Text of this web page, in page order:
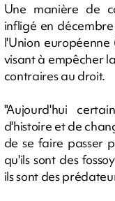
Une manière de
infligé en
l'Union
visant à empêcher
contraires au droit.
"Aujourd'hui
d'histoire et de
de se faire passer
qu'ils sont des
ils sont des